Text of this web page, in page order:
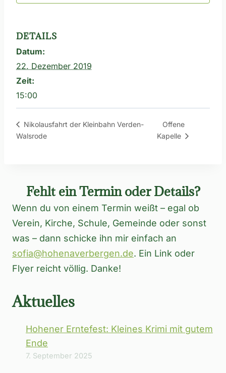
DETAILS
Datum:
22. Dezember 2019
Zeit:
15:00
Nikolausfahrt der Kleinbahn Verden-
Walsrode
Offene
Kapelle
Fehlt ein Termin oder Details?
Wenn du von einem Termin weißt – egal ob
Verein, Kirche, Schule, Gemeinde oder sonst
was – dann schicke ihn mir einfach an
sofia@hohenaverbergen.de. Ein Link oder
Flyer reicht völlig. Danke!
Aktuelles
Hohener Erntefest: Kleines Krimi mit gutem
Ende
7. September 2025